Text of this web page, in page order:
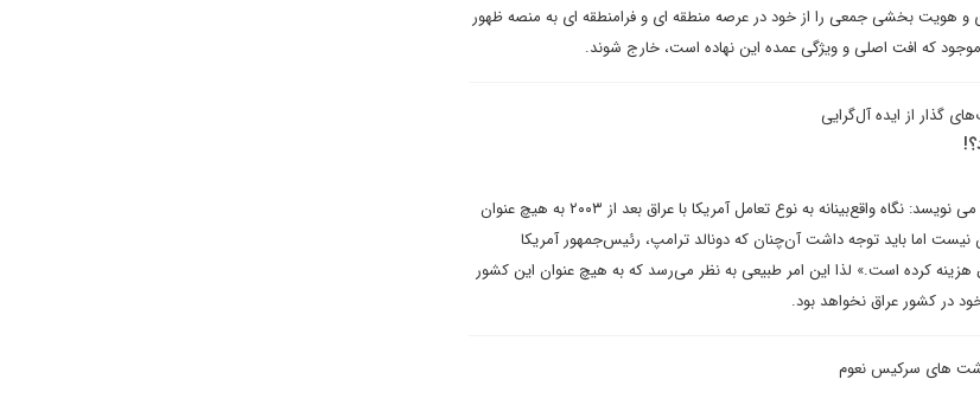
و هویت بخشی جمعی را از خود در عرصه منطقه ای و فرامنطقه ای به منصه ظهور
که افت اصلی و ویژگی عمده این نهاده است، خارج شوند.
گذار از ایده آل‌گرایی
علی اسدی در یادداشتی برای دیپلماسی ایرانی می نویسد: نگاه واقع‌بینانه به نوع تعامل آمریکا با عراق بعد از ۲۰۰۳ به هیچ عنوان
اما باید توجه داشت آن‌چنان که دونالد ترامپ، رئیس‌جمهور آمریکا
هزینه کرده است.» لذا این امر طبیعی به نظر می‌رسد که به هیچ عنوان این کشور
در کشور عراق نخواهد بود.
های سرکیس نعوم